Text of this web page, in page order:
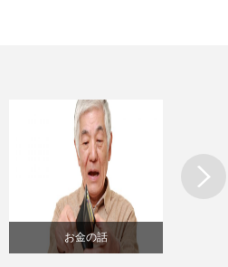
お金の話